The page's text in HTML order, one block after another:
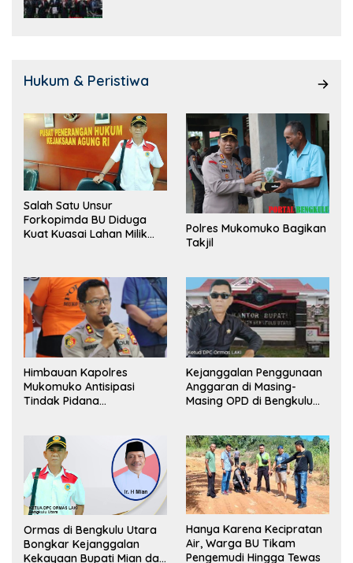
Hukum & Peristiwa
Salah Satu Unsur
Forkopimda BU Diduga
Kuat Kuasai Lahan Milik
Polres Mukomuko Bagikan
Takjil
Himbauan Kapolres
Mukomuko Antisipasi
Tindak Pidana
Kejanggalan Penggunaan
Anggaran di Masing-
Masing OPD di Bengkulu
Ormas di Bengkulu Utara
Bongkar Kejanggalan
Kekayaan Bupati Mian dan
Hanya Karena Kecipratan
Air, Warga BU Tikam
Pengemudi Hingga Tewas